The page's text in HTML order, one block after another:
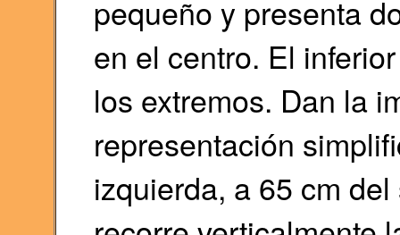
pequeño y presenta
en el centro. El
los extremos. Dan la
representación
izquierda, a 65 cm